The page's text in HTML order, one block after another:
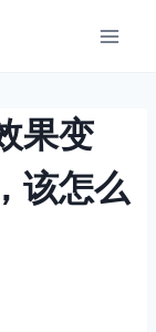
果变
该怎么